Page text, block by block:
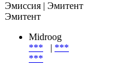
Эмиссия | Эмитент
Эмитент
Midroog
***
| ***
***